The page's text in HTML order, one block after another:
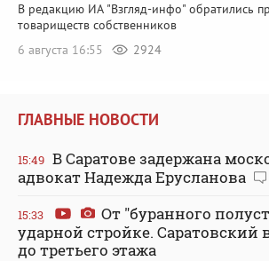
В редакцию ИА "Взгляд-инфо" обратились
товариществ собственников
6 августа 16:55
2924
ГЛАВНЫЕ НОВОСТИ
15:49 В Саратове задержана
адвокат Надежда Ерусланова
15:33
От "буранного
ударной стройке. Саратовский
до третьего этажа